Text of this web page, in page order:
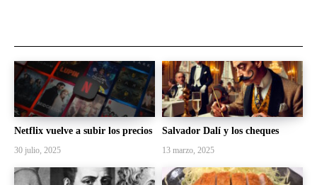
Netflix vuelve a subir los precios
30 julio, 2025
Salvador Dalí y los cheques
13 marzo, 2025